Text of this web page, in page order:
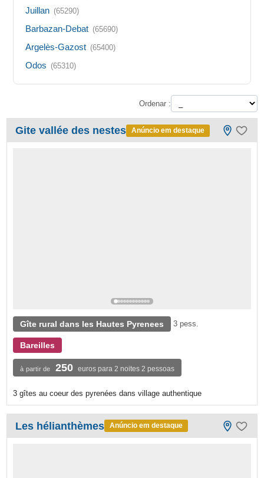
Juillan (65290)
Barbazan-Debat (65690)
Argelès-Gazost (65400)
Odos (65310)
Ordenar :
Gite vallée des nestes Anúncio em destaque
Gîte rural dans les Hautes Pyrenees 3 pess.
Bareilles
à partir de 250 euros para 2 noites 2 pessoas
3 gîtes au coeur des pyrenées dans village authentique
Les hélianthèmes Anúncio em destaque